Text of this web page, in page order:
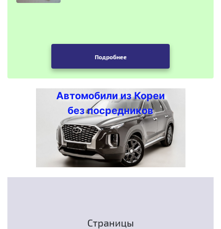
Подробнее
Автомобили из Кореи
без посредников
Страницы